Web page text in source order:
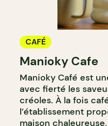
CAFÉ
Manioky Cafe
Manioky Café est
avec fierté les
créoles. À la fois
l’établissement
maison